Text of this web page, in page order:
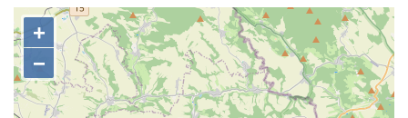
Pilát
Křížová cesta Římov – XVI. kaple – U
Herodesa
Křížová cesta Římov – XV. kaple – Malý